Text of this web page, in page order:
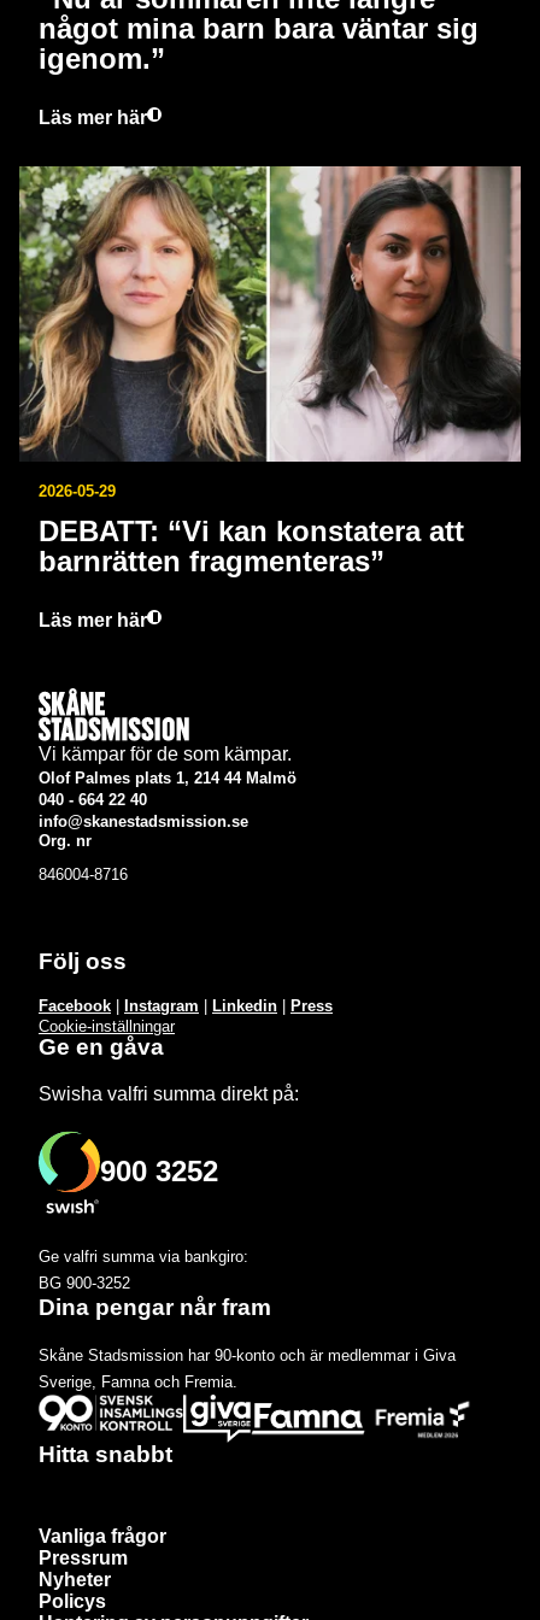
något mina barn bara väntar sig
igenom.”
Läs mer här
2026-05-29
DEBATT: “Vi kan konstatera att
barnrätten fragmenteras”
Läs mer här
Vi kämpar för de som kämpar.
Olof Palmes plats 1, 214 44 Malmö
040 - 664 22 40
info@skanestadsmission.se
Org. nr
846004-8716
Följ oss
Facebook | Instagram | Linkedin | Press
Cookie-inställningar
Ge en gåva
Swisha valfri summa direkt på:
900 3252
Ge valfri summa via bankgiro:
BG 900-3252
Dina pengar når fram
Skåne Stadsmission har 90-konto och är medlemmar i Giva
Sverige, Famna och Fremia.
Hitta snabbt
Vanliga frågor
Pressrum
Nyheter
Policys